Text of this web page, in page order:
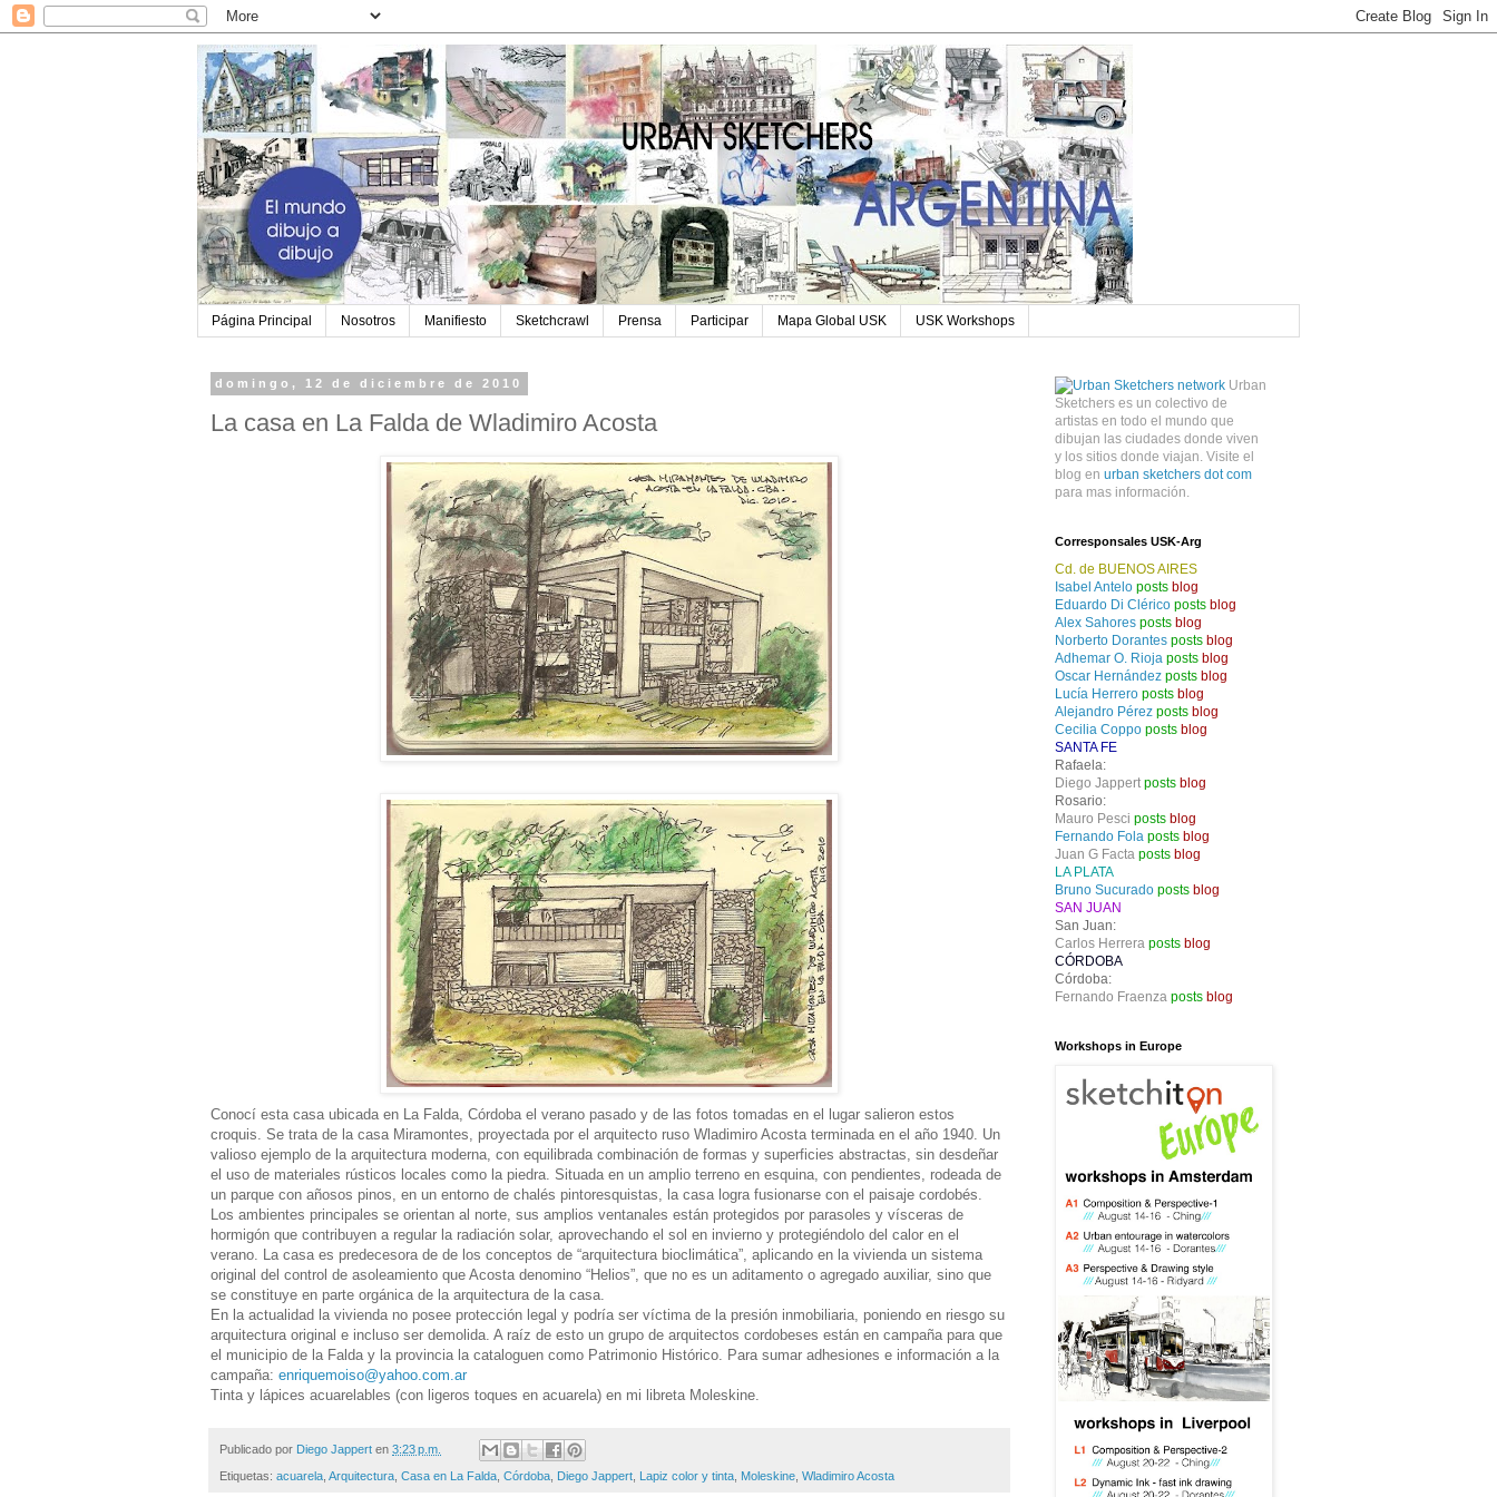
Página Principal Nosotros Manifiesto Sketchcrawl Prensa Participar Mapa Global USK USK Workshops
domingo, 12 de diciembre de 2010
La casa en La Falda de Wladimiro Acosta
Conocí esta casa ubicada en La Falda, Córdoba el verano pasado y de las fotos tomadas en el lugar salieron estos
croquis. Se trata de la casa Miramontes, proyectada por el arquitecto ruso Wladimiro Acosta terminada en el año 1940. Un
valioso ejemplo de la arquitectura moderna, con equilibrada combinación de formas y superficies abstractas, sin desdeñar
el uso de materiales rústicos locales como la piedra. Situada en un amplio terreno en esquina, con pendientes, rodeada de
un parque con añosos pinos, en un entorno de chalés pintoresquistas, la casa logra fusionarse con el paisaje cordobés.
Los ambientes principales se orientan al norte, sus amplios ventanales están protegidos por parasoles y vísceras de
hormigón que contribuyen a regular la radiación solar, aprovechando el sol en invierno y protegiéndolo del calor en el
verano. La casa es predecesora de de los conceptos de “arquitectura bioclimática”, aplicando en la vivienda un sistema
original del control de asoleamiento que Acosta denomino “Helios”, que no es un aditamento o agregado auxiliar, sino que
se constituye en parte orgánica de la arquitectura de la casa.
En la actualidad la vivienda no posee protección legal y podría ser víctima de la presión inmobiliaria, poniendo en riesgo su
arquitectura original e incluso ser demolida. A raíz de esto un grupo de arquitectos cordobeses están en campaña para que
el municipio de la Falda y la provincia la cataloguen como Patrimonio Histórico. Para sumar adhesiones e información a la
campaña: enriquemoiso@yahoo.com.ar
Tinta y lápices acuarelables (con ligeros toques en acuarela) en mi libreta Moleskine.
Publicado por Diego Jappert en 3:23 p.m.
Etiquetas: acuarela, Arquitectura, Casa en La Falda, Córdoba, Diego Jappert, Lapiz color y tinta, Moleskine, Wladimiro Acosta
Urban
Sketchers es un colectivo de
artistas en todo el mundo que
dibujan las ciudades donde viven
y los sitios donde viajan. Visite el
blog en urban sketchers dot com
para mas información.
Corresponsales USK-Arg
Cd. de BUENOS AIRES
Isabel Antelo posts blog
Eduardo Di Clérico posts blog
Alex Sahores posts blog
Norberto Dorantes posts blog
Adhemar O. Rioja posts blog
Oscar Hernández posts blog
Lucía Herrero posts blog
Alejandro Pérez posts blog
Cecilia Coppo posts blog
SANTA FE
Rafaela:
Diego Jappert posts blog
Rosario:
Mauro Pesci posts blog
Fernando Fola posts blog
Juan G Facta posts blog
LA PLATA
Bruno Sucurado posts blog
SAN JUAN
San Juan:
Carlos Herrera posts blog
CÓRDOBA
Córdoba:
Fernando Fraenza posts blog
Workshops in Europe